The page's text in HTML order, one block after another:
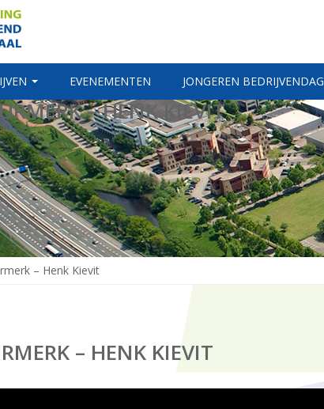
EVENEMENTEN JONGEREN BEDRIJVENDAG
– HENK KIEVIT
– Henk Kievit
– HENK KIEVIT